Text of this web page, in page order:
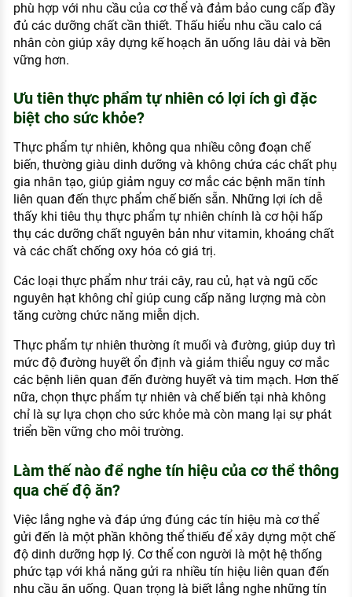
phù hợp với nhu cầu của cơ thể và đảm bảo cung cấp đầy
đủ các dưỡng chất cần thiết. Thấu hiểu nhu cầu calo cá
nhân còn giúp xây dựng kế hoạch ăn uống lâu dài và bền
vững hơn.
Ưu tiên thực phẩm tự nhiên có lợi ích gì đặc
biệt cho sức khỏe?
Thực phẩm tự nhiên, không qua nhiều công đoạn chế
biến, thường giàu dinh dưỡng và không chứa các chất phụ
gia nhân tạo, giúp giảm nguy cơ mắc các bệnh mãn tính
liên quan đến thực phẩm chế biến sẵn. Những lợi ích dễ
thấy khi tiêu thụ thực phẩm tự nhiên chính là cơ hội hấp
thụ các dưỡng chất nguyên bản như vitamin, khoáng chất
và các chất chống oxy hóa có giá trị.
Các loại thực phẩm như trái cây, rau củ, hạt và ngũ cốc
nguyên hạt không chỉ giúp cung cấp năng lượng mà còn
tăng cường chức năng miễn dịch.
Thực phẩm tự nhiên thường ít muối và đường, giúp duy trì
mức độ đường huyết ổn định và giảm thiểu nguy cơ mắc
các bệnh liên quan đến đường huyết và tim mạch. Hơn thế
nữa, chọn thực phẩm tự nhiên và chế biến tại nhà không
chỉ là sự lựa chọn cho sức khỏe mà còn mang lại sự phát
triển bền vững cho môi trường.
Làm thế nào để nghe tín hiệu của cơ thể thông
qua chế độ ăn?
Việc lắng nghe và đáp ứng đúng các tín hiệu mà cơ thể
gửi đến là một phần không thể thiếu để xây dựng một chế
độ dinh dưỡng hợp lý. Cơ thể con người là một hệ thống
phức tạp với khả năng gửi ra nhiều tín hiệu liên quan đến
nhu cầu ăn uống. Quan trọng là biết lắng nghe những tín